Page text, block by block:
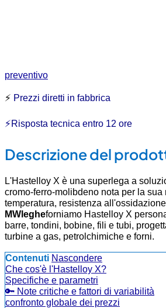
preventivo
⚡ Prezzi diretti in fabbrica
⚡Risposta tecnica entro 12 ore
Descrizione del
L'Hastelloy X è una superlega a
cromo-ferro-molibdeno nota per la sua
temperatura, resistenza
MWlegheforniamo Hastelloy X
barre, tondini, bobine, fili e tubi,
turbine a gas, petrolchimiche e forni.
Contenuti Nascondere
Che cos'è l'Hastelloy X?
Specifiche e parametri
🔑 Note critiche e fattori di variabilità
confronto globale dei prezzi